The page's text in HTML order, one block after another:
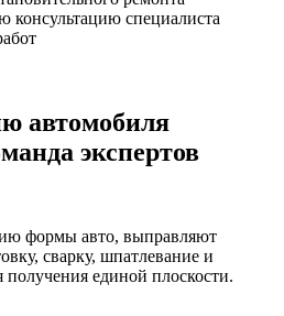
консультацию специалиста
автомобиля
экспертов
формы авто, выправляют
сварку, шпатлевание и
получения единой плоскости.